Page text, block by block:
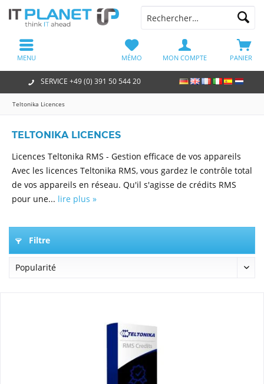
SERVICE +49 (0) 391 50 544 20
PANIER
MÉMO MON COMPTE
MENU
Teltonika Licences
TELTONIKA LICENCES
Licences Teltonika RMS - Gestion efficace de vos appareils
Avec les licences Teltonika RMS, vous gardez le contrôle total
de vos appareils en réseau. Qu'il s'agisse de crédits RMS
pour une... lire plus »
Filtre